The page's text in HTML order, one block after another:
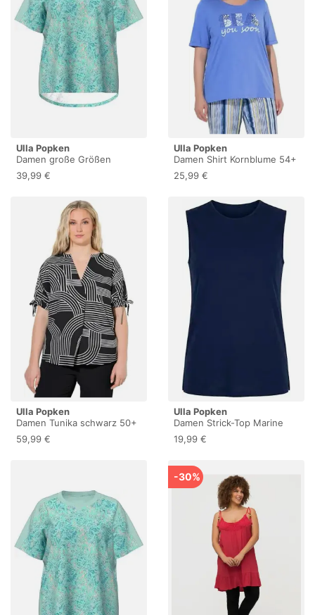
Ulla Popken
Damen große Größen
Übergrößen Plus Size
Funktions-Shirt, Korallen,
850468429-46+
39,99 €
Ulla Popken
Damen Shirt Kornblume 54+
25,99 €
Ulla Popken
Damen Tunika schwarz 50+
59,99 €
Ulla Popken
Damen Strick-Top Marine
46+
19,99 €
-30%